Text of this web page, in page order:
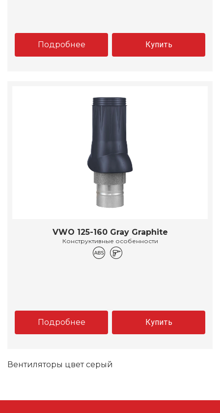
Подробнее Купить
VWO 125-160 Gray Graphite
Конструктивные особенности
Подробнее Купить
Вентиляторы цвет серый